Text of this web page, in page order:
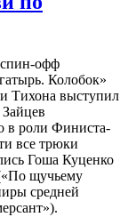
спин-офф
Колобок»
Тихона выступил
в роли Финиста-
все трюки
Гоша Куценко
щучьему
средней